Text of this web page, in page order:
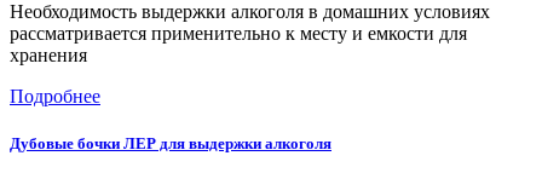
Необходимость выдержки алкоголя в домашних условиях
рассматривается применительно к месту и емкости для
хранения
Подробнее
Дубовые бочки ЛЕР для выдержки алкоголя